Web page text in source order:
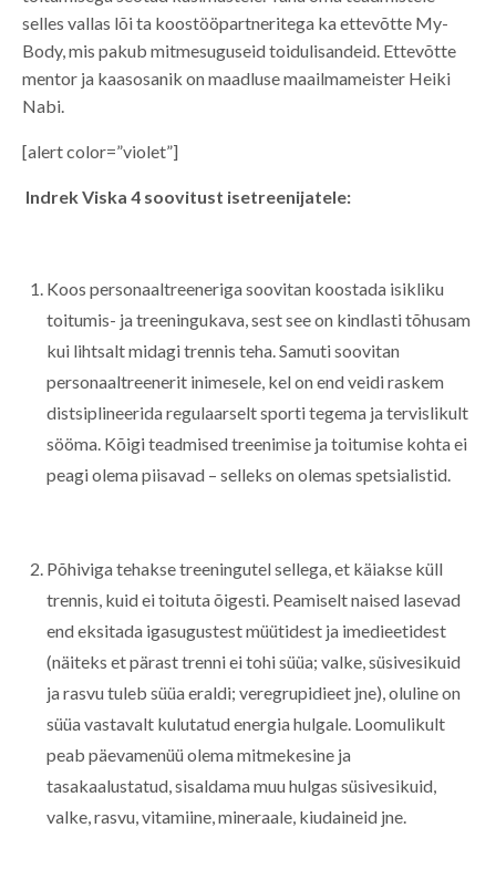
selles vallas lõi ta koostööpartneritega ka ettevõtte My-
Body, mis pakub mitmesuguseid toidulisandeid. Ettevõtte
mentor ja kaasosanik on maadluse maailmameister Heiki
Nabi.
[alert color=”violet”]
Indrek Viska 4 soovitust isetreenijatele:
Koos personaaltreeneriga soovitan koostada isikliku
toitumis- ja treeningukava, sest see on kindlasti tõhusam
kui lihtsalt midagi trennis teha. Samuti soovitan
personaaltreenerit inimesele, kel on end veidi raskem
distsiplineerida regulaarselt sporti tegema ja tervislikult
sööma. Kõigi teadmised treenimise ja toitumise kohta ei
peagi olema piisavad – selleks on olemas spetsialistid.
Põhiviga tehakse treeningutel sellega, et käiakse küll
trennis, kuid ei toituta õigesti. Peamiselt naised lasevad
end eksitada igasugustest müütidest ja imedieetidest
(näiteks et pärast trenni ei tohi süüa; valke, süsivesikuid
ja rasvu tuleb süüa eraldi; veregrupidieet jne), oluline on
süüa vastavalt kulutatud energia hulgale. Loomulikult
peab päevamenüü olema mitmekesine ja
tasakaalustatud, sisaldama muu hulgas süsivesikuid,
valke, rasvu, vitamiine, mineraale, kiudaineid jne.